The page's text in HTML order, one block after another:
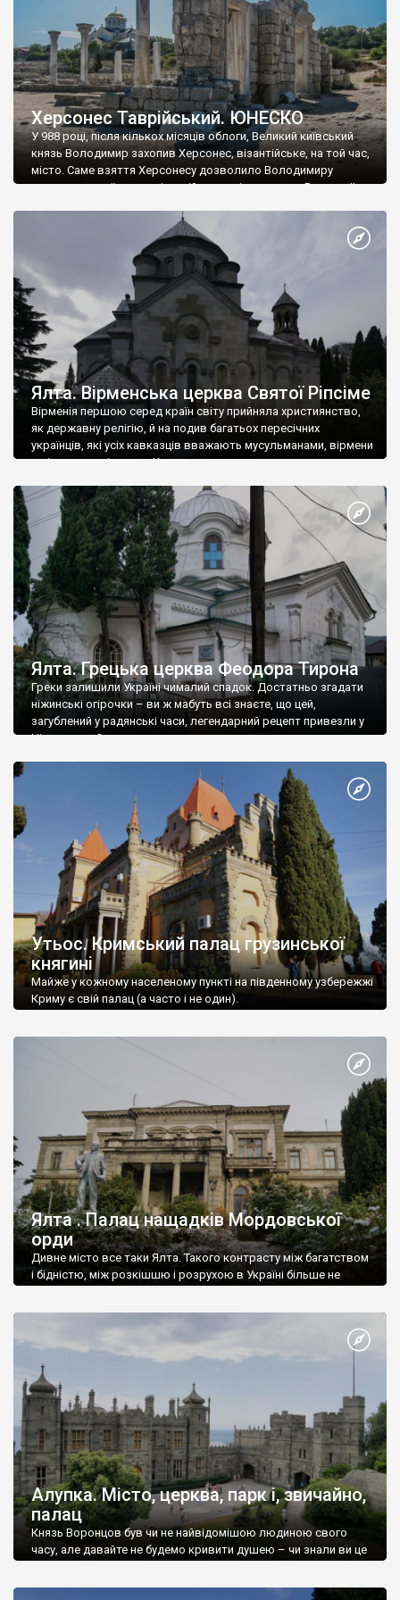
Херсонес Таврійський. ЮНЕСКО
У 988 році, після кількох місяців облоги, Великий київський
князь Володимир захопив Херсонес, візантійське, на той час,
місто. Саме взяття Херсонесу дозволило Володимиру
диктувати свої умови візантійському імператору Василю ІІ, та
Херсонесі Володимир-язичник, став Василем-християнином.
А потім було Хрещення Русі. На честь Херсонесу Таврійського
Ялта. Вірменська церква Святої Ріпсіме
Вірменія першою серед країн світу прийняла християнство,
як державну релігію, й на подив багатьох пересічних
українців, які усіх кавказців вважають мусульманами, вірмени
є відданими вірянами Христа
Ялта. Грецька церква Феодора Тирона
Греки залишили Україні чималий спадок. Достатньо згадати
ніжинські огірочки – ви ж мабуть всі знаєте, що цей,
загублений у радянські часи, легендарний рецепт привезли у
Ніжин греки?
Утьос. Кримський палац грузинської
княгині
Майже у кожному населеному пункті на південному узбережжі
Криму є свій палац (а часто і не один).
Ялта . Палац нащадків Мордовської
орди
Дивне місто все таки Ялта. Такого контрасту між багатством
і бідністю, між розкішшю і розрухою в Україні більше не
Алупка. Місто, церква, парк і, звичайно,
палац
Князь Воронцов був чи не найвідомішою людиною свого
часу, але давайте не будемо кривити душею – чи знали ви це